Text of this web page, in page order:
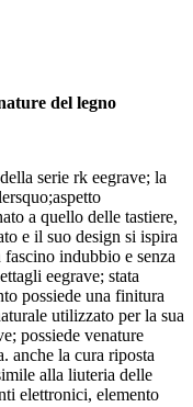
del legno
serie rk eegrave; la
a quello delle tastiere,
e il suo design si ispira
indubbio e senza
eegrave; stata
possiede una finitura
utilizzato per la sua
possiede venature
anche la cura riposta
alla liuteria delle
elettronici, elemento